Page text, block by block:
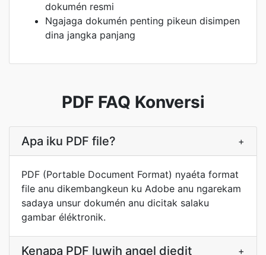
dokumén resmi
Ngajaga dokumén penting pikeun disimpen
dina jangka panjang
PDF FAQ Konversi
Apa iku PDF file? +
PDF (Portable Document Format) nyaéta format
file anu dikembangkeun ku Adobe anu ngarekam
sadaya unsur dokumén anu dicitak salaku
gambar éléktronik.
Kenapa PDF luwih angel diedit
+